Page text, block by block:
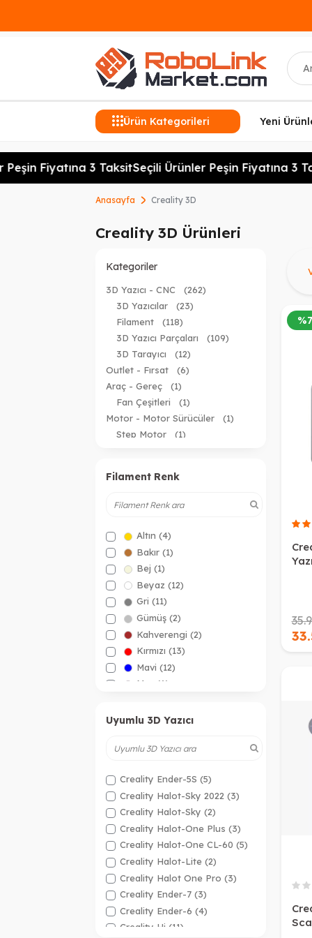
Ara
Ürün Kategorileri Yeni
Fiyatına 3 TaksitSeçili Ürünler Peşin Fiyatına 3
Anasayfa Creality 3D
Creality 3D Ürünleri
Kategoriler
3D Yazıcı - CNC
(262)
3D Yazıcılar
(23)
Filament
(118)
3D Yazıcı Parçaları
(109)
3D Tarayıcı
(12)
Outlet - Fırsat
(6)
Araç - Gereç
(1)
Fan Çeşitleri
(1)
Motor - Motor Sürücüler
(1)
Step Motor
(1)
Filament Renk
Altın (4)
Bakır (1)
Bej (1)
Beyaz (12)
Gri (11)
Gümüş (2)
Kahverengi (2)
Kırmızı (13)
Mavi (12)
Mor
(6)
Rainbow(7)
Şeffaf(3)
Turuncu(6)
Yeşil(8)
Ten Rengi(1)
Uyumlu 3D Yazıcı
Creality Ender-5S (5)
Creality Halot-Sky 2022 (3)
Creality Halot-Sky (2)
Creality Halot-One Plus (3)
Creality Halot-One CL-60 (5)
Creality Halot-Lite (2)
Creality Halot One Pro (3)
Creality Ender-7 (3)
Creality Ender-6 (4)
Creality Hi (11)
%7